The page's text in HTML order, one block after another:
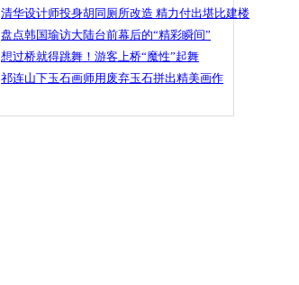
清华设计师投身胡同厕所改造 精力付出堪比建楼
盘点韩国瑜访大陆台前幕后的“精彩瞬间”
想过桥就得跳舞！游客上桥“魔性”起舞
祁连山下玉石画师用废弃玉石拼出精美画作